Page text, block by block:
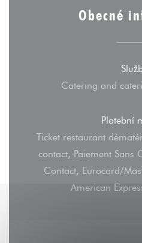
Obecné
Catering and
Platební
Ticket restaurant
contact, Paiement Sans
Contact, Eurocard/
American